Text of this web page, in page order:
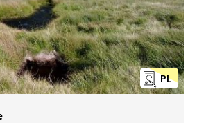
PL